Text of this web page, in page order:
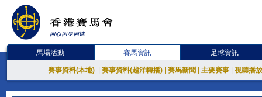
馬場活動 賽馬資訊 足球資訊
賽事資料(本地) 賽事資料(越洋轉播) 賽馬新聞 主要賽事 視聽播